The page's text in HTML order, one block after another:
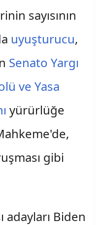
sayısının
uyuşturucu,
Senato Yargı
ve Yasa
yürürlüğe
gibi
adayları Biden